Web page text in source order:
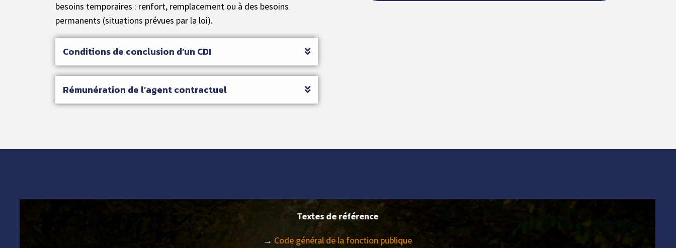
besoins temporaires : renfort, remplacement ou à des besoins
permanents (situations prévues par la loi).
Conditions de conclusion d’un CDI
Rémunération de l’agent contractuel
Textes de référence
→ Code général de la fonction publique